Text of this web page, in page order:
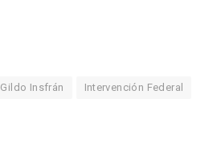
Gildo Insfrán Intervención Federal